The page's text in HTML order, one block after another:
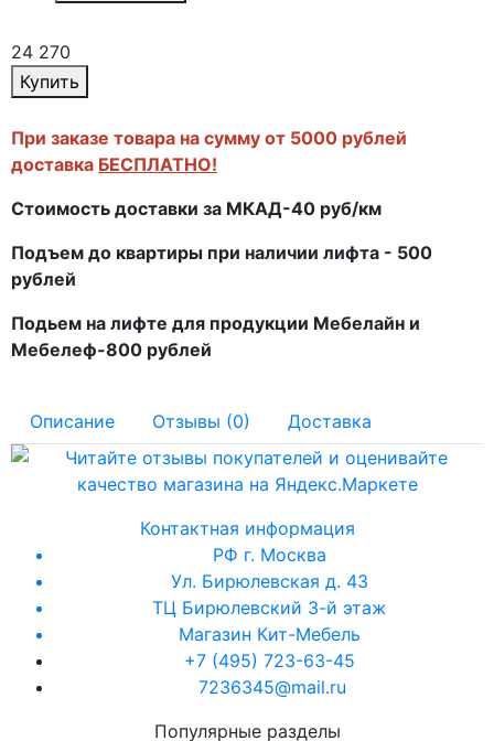
24 270
Купить
При заказе товара на сумму от 5000 рублей
доставка БЕСПЛАТНО!
Стоимость доставки за МКАД-40 руб/км
Подъем до квартиры при наличии лифта - 500
рублей
Подьем на лифте для продукции Мебелайн и
Мебелеф-800 рублей
Описание Отзывы (0) Доставка
Контактная информация
РФ г. Москва
Ул. Бирюлевская д. 43
ТЦ Бирюлевский 3-й этаж
Магазин Кит-Мебель
+7 (495) 723-63-45
7236345@mail.ru
Популярные разделы